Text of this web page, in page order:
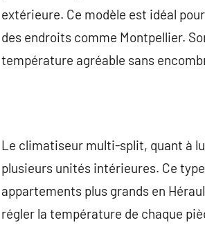
extérieure. Ce modèle est idéal
des endroits comme Montpellier.
température agréable sans
Le climatiseur multi-split, quant à
plusieurs unités intérieures. Ce
appartements plus grands en
régler la température de chaque